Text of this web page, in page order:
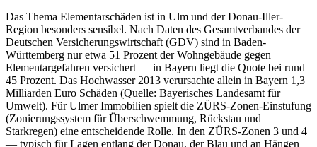
Das Thema Elementarschäden ist in Ulm und der Donau-Iller-
Region besonders sensibel. Nach Daten des Gesamtverbandes der
Deutschen Versicherungswirtschaft (GDV) sind in Baden-
Württemberg nur etwa 51 Prozent der Wohngebäude gegen
Elementargefahren versichert — in Bayern liegt die Quote bei rund
45 Prozent. Das Hochwasser 2013 verursachte allein in Bayern 1,3
Milliarden Euro Schäden (Quelle: Bayerisches Landesamt für
Umwelt). Für Ulmer Immobilien spielt die ZÜRS-Zonen-Einstufung
(Zonierungssystem für Überschwemmung, Rückstau und
Starkregen) eine entscheidende Rolle. In den ZÜRS-Zonen 3 und 4
— typisch für Lagen entlang der Donau, der Blau und an Hängen